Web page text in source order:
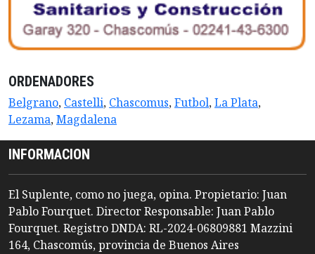
ORDENADORES
Belgrano, Castelli, Chascomus,Futbol,La Plata,
Lezama,Magdalena
INFORMACION
El Suplente, como no juega, opina. Propietario: Juan
Pablo Fourquet. Director Responsable: Juan Pablo
Fourquet. Registro DNDA: RL-2024-06809881 Mazzini
164, Chascomús, provincia de Buenos Aires